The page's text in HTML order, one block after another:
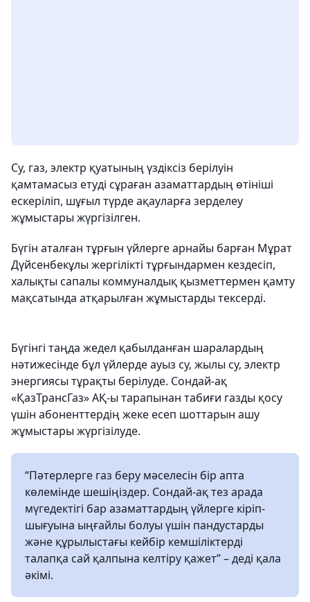
Су, газ, электр қуатының үздіксіз берілуін
қамтамасыз етуді сұраған азаматтардың өтініші
ескеріліп, шұғыл түрде ақауларға зерделеу
жұмыстары жүргізілген.
Бүгін аталған тұрғын үйлерге арнайы барған Мұрат
Дүйсенбекұлы жергілікті тұрғындармен кездесіп,
халықты сапалы коммуналдық қызметтермен қамту
мақсатында атқарылған жұмыстарды тексерді.
Бүгінгі таңда жедел қабылданған шаралардың
нәтижесінде бұл үйлерде ауыз су, жылы су, электр
энергиясы тұрақты берілуде. Сондай-ақ
«ҚазТрансГаз» АҚ-ы тарапынан табиғи газды қосу
үшін абоненттердің жеке есеп шоттарын ашу
жұмыстары жүргізілуде.
“Пәтерлерге газ беру мәселесін бір апта
көлемінде шешіңіздер. Сондай-ақ тез арада
мүгедектігі бар азаматтардың үйлерге кіріп-
шығуына ыңғайлы болуы үшін пандустарды
және құрылыстағы кейбір кемшіліктерді
талапқа сай қалпына келтіру қажет” – деді қала
әкімі.